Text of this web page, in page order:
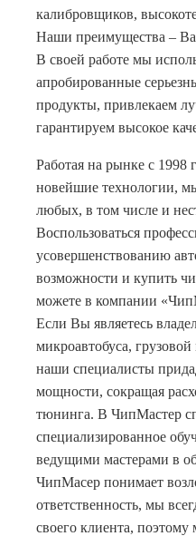
калибровщиков,
Наши преимущества –
В своей работе мы
апробированные
продукты, привлекаем
гарантируем высокое
Работая на рынке с 1998
новейшие технологии,
любых, в том числе и
Воспользоваться
усовершенствованию
возможности и купить
можете в компании
Если Вы являетесь
микроавтобуса,
наши специалисты
мощности, сокращая
тюнинга. В ЧипМастер
специализированное
ведущими мастерами в
ЧипМасер понимает
ответственность, мы
своего клиента,